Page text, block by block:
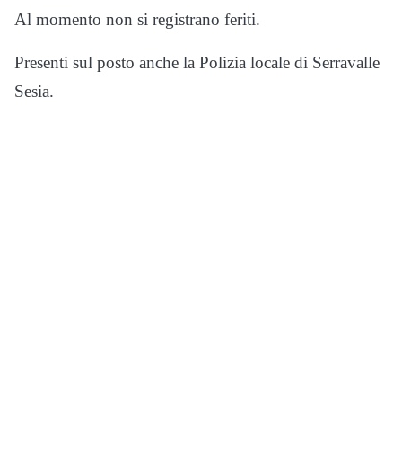
Al momento non si registrano feriti.
Presenti sul posto anche la Polizia locale di Serravalle
Sesia.